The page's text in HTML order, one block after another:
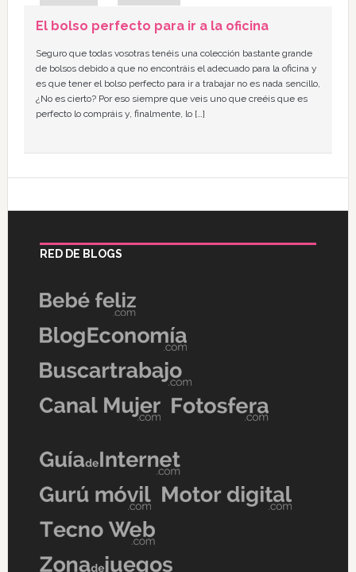
El bolso perfecto para ir a la oficina
Seguro que todas vosotras tenéis una colección bastante grande
de bolsos debido a que no encontráis el adecuado para la oficina y
es que tener el bolso perfecto para ir a trabajar no es nada sencillo,
¿No es cierto? Por eso siempre que veis uno que creéis que es
perfecto lo compráis y, finalmente, lo […]
RED DE BLOGS